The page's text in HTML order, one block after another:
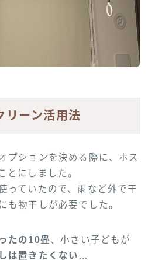
リーン活用法
プションを決める際に、ホス
とにしました。
っていたので、雨など外で干
も物干しが必要でした。
たの10畳、小さい子どもが
は置きたくない …